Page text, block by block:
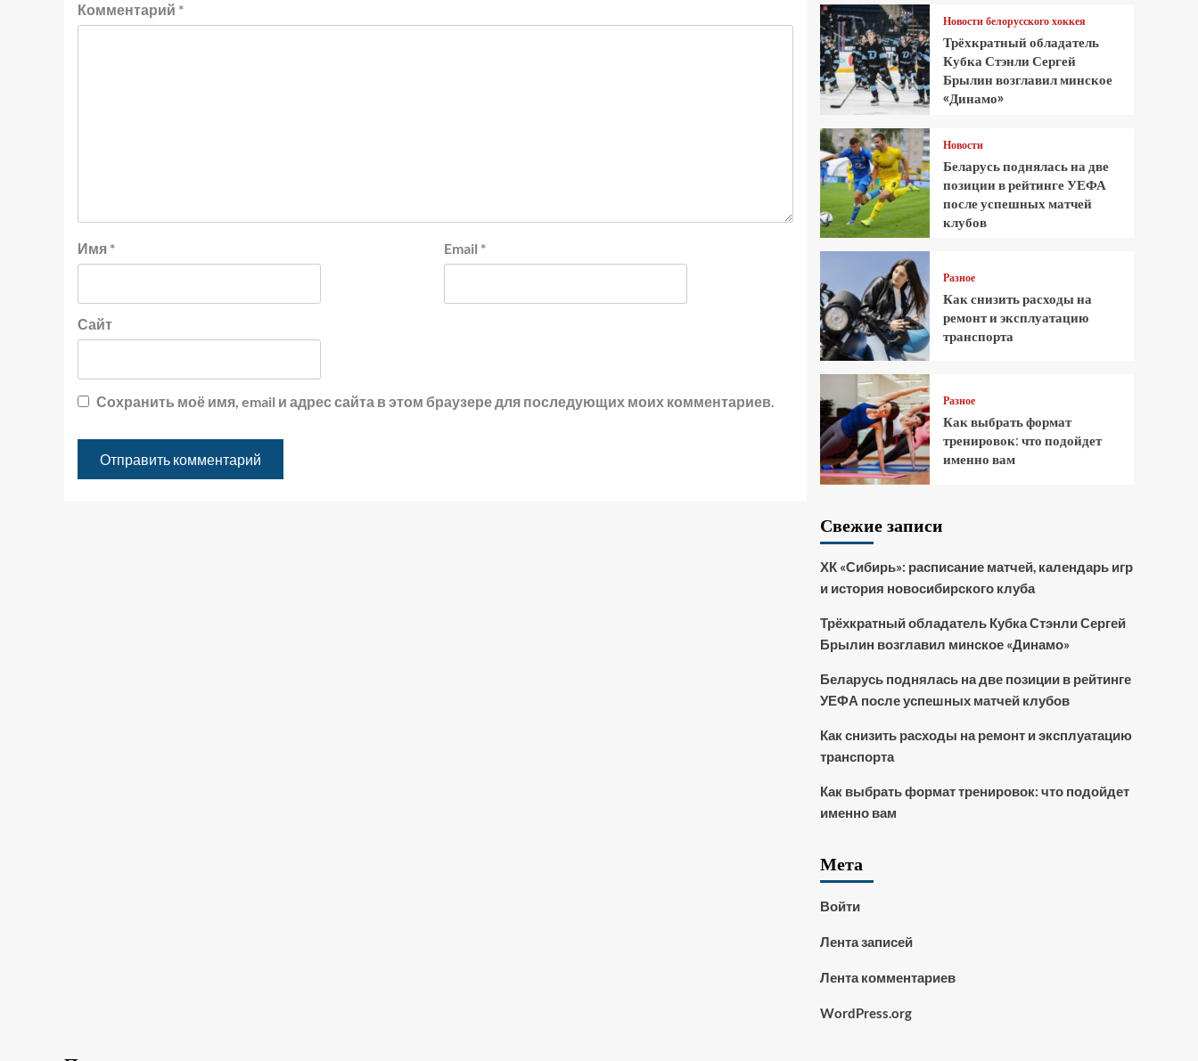
Комментарий *
Имя * Email *
Сайт
Сохранить моё имя, email и адрес сайта в этом браузере для последующих моих комментариев.
Новости белорусского хоккея
Трёхкратный обладатель
Кубка Стэнли Сергей
Брылин возглавил минское
«Динамо»
Новости
Беларусь поднялась на две
позиции в рейтинге УЕФА
после успешных матчей
клубов
Разное
Как снизить расходы на
ремонт и эксплуатацию
транспорта
Разное
Как выбрать формат
тренировок: что подойдет
именно вам
Свежие записи
ХК «Сибирь»: расписание матчей, календарь игр
и история новосибирского клуба
Трёхкратный обладатель Кубка Стэнли Сергей
Брылин возглавил минское «Динамо»
Беларусь поднялась на две позиции в рейтинге
УЕФА после успешных матчей клубов
Как снизить расходы на ремонт и эксплуатацию
транспорта
Как выбрать формат тренировок: что подойдет
именно вам
Мета
Войти
Лента записей
Лента комментариев
WordPress.org